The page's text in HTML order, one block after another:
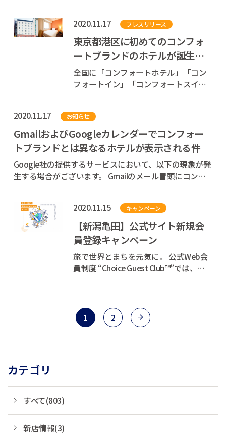
代表取締役社長：村木 雄哉、以下チョ
イスホテルズジャパン）は、2020年11
月19日（木）・20日（金）、withコロ
ナ時代に...
2020.11.17 プレスリリース
東京都港区に初めてのコンフォ
ートブランドのホテルが誕生
2021年1月12日 コンフォート
イン東京六本木...
全国に「コンフォートホテル」「コン
フォートイン」「コンフォートスイー
代表取締役社長：村木 雄哉、以下チョ
イスホテルズジャパン）は、2021年1月
12日（火）、東京都港区六本木3丁目に
「コン...
2020.11.17 お知らせ
GmailおよびGoogleカレンダーでコンフォー
トブランドとは異なるホテルが表示される件
Google社の提供するサービスにおいて、以下の現象が発
生する場合がございます。 Gmailのメール冒頭にコンフ
Googleカレンダー上に予約した覚えのない情報が表示さ
れる これらはGoogle社独自の機能によるものです...
2020.11.15 キャンペーン
【新潟亀田】公式サイト新規会
員登録キャンペーン
旅で世界とまちを元気に。 公式Web会
員制度 “Choice Guest Club™”では、お
な素敵な循環をつくります。 現在、会
員登録キャンペーン...
1 2
カテゴリ
すべて(803)
新店情報(3)